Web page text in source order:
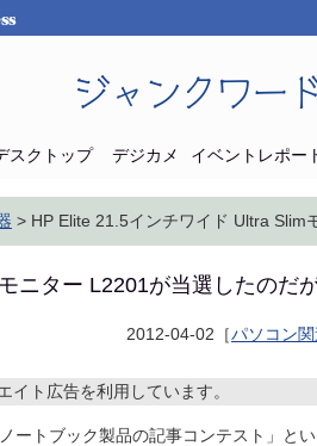
ジャンクワー
スクトップ デジカメ イベントレポー
> HP Elite 21.5インチワイド Ultra Slim
ニター L2201が当選したのだが
2012-04-02［パソコン関
イト広告を利用しています。
ートブック製品の記事コンテスト」と